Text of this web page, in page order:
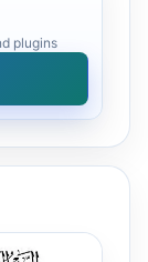
plugins